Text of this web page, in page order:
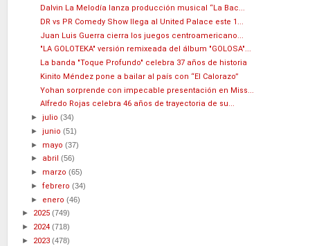
Dalvin La Melodía lanza producción musical “La Bac...
DR vs PR Comedy Show llega al United Palace este 1...
Juan Luis Guerra cierra los juegos centroamericano...
"LA GOLOTEKA" versión remixeada del álbum "GOLOSA"...
La banda "Toque Profundo" celebra 37 años de historia
Kinito Méndez pone a bailar al país con “El Calorazo”
Yohan sorprende con impecable presentación en Miss...
Alfredo Rojas celebra 46 años de trayectoria de su...
►julio(34)
►junio(51)
► mayo(37)
► abril(56)
► marzo(65)
►febrero(34)
► enero(46)
► 2025 (749)
► 2024 (718)
► 2023 (478)